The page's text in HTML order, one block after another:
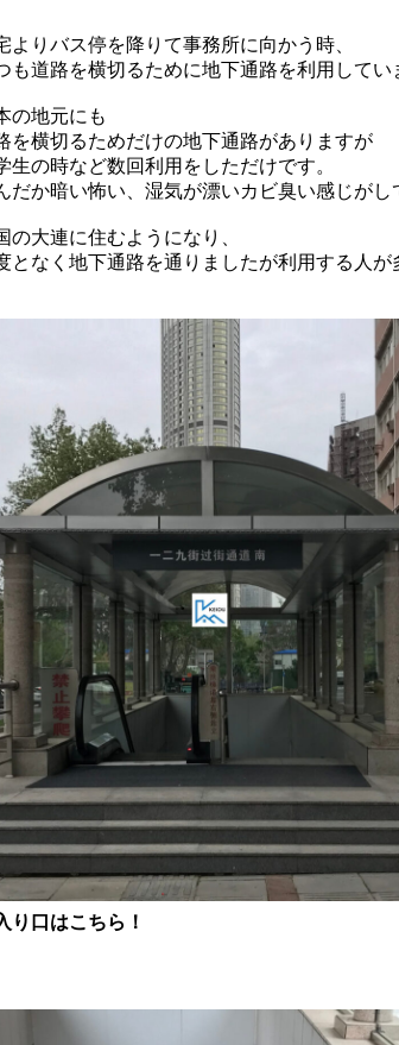
よりバス停を降りて事務所に向かう時、
も道路を横切るために地下通路を利用してい
の地元にも
を横切るためだけの地下通路がありますが
生の時など数回利用をしただけです。
だか暗い怖い、湿気が漂いカビ臭い感じがし
の大連に住むようになり、
となく地下通路を通りましたが利用する人が
り口はこちら！